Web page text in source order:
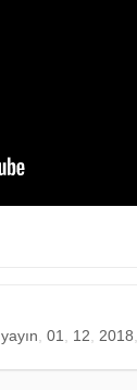
yayın 01 12 2018